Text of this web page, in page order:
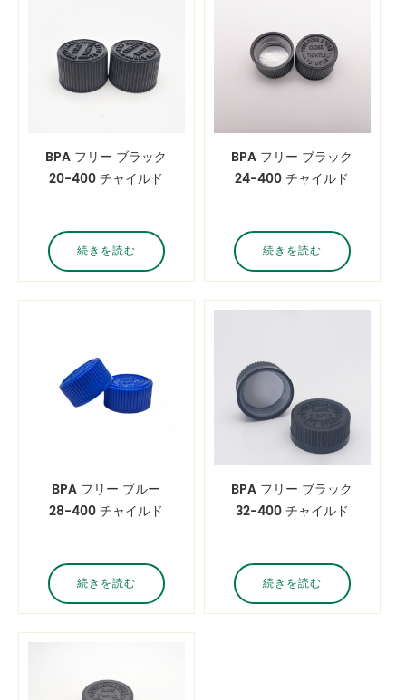
BPA フリー ブラック
20-400 チャイルド
ャイルド プルーフ キ
ャップ プッシュ ダウ
ン アンド ターン クロ
続きを読む
BPA フリー ブラック
24-400 チャイルド
ャイルド プルーフ キ
ャップ プッシュ ダウ
ン アンド ターン クロ
ージャー
続きを読む
BPA フリー ブルー
28-400 チャイルド
ャイルド プルーフ キ
ャップ 押し下げて閉
める
続きを読む
BPA フリー ブラック
32-400 チャイルド
ャイルド プルーフ キ
ャップ プッシュ ダウ
ン アンド ターン クロ
続きを読む